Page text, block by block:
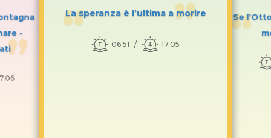
-
La speranza è l’ultima a morire
06.51 17.05
Se